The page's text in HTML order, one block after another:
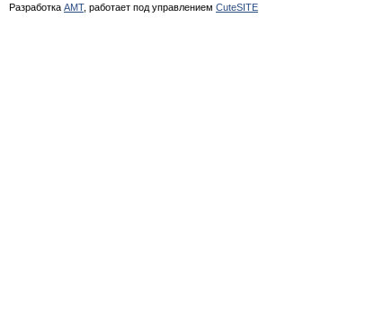
Разработка АМТ, работает под управлением CuteSITE